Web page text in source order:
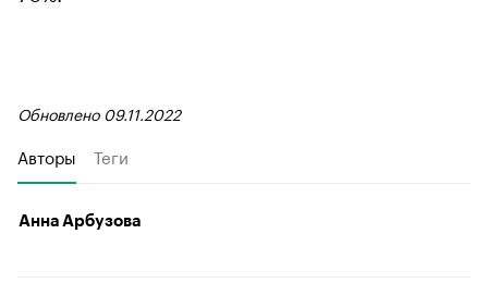
Обновлено 09.11.2022
Авторы Теги
Анна Арбузова